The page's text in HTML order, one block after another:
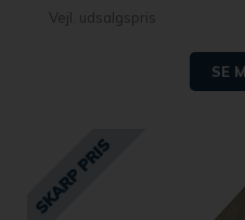
Vejl. udsalgspris
SE